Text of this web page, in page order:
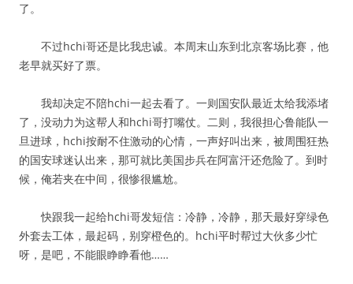
了。
不过hchi哥还是比我忠诚。本周末山东到北京客场比赛，他
老早就买好了票。
我却决定不陪hchi一起去看了。一则国安队最近太给我添堵
了，没动力为这帮人和hchi哥打嘴仗。二则，我很担心鲁能队一
旦进球，hchi按耐不住激动的心情，一声好叫出来，被周围狂热
的国安球迷认出来，那可就比美国步兵在阿富汗还危险了。到时
候，俺若夹在中间，很惨很尴尬。
快跟我一起给hchi哥发短信：冷静，冷静，那天最好穿绿色
外套去工体，最起码，别穿橙色的。hchi平时帮过大伙多少忙
呀，是吧，不能眼睁睁看他……